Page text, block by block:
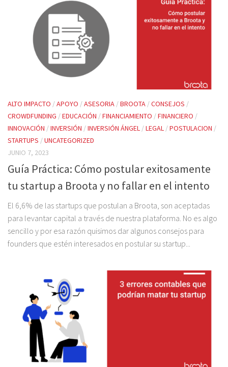
ALTO IMPACTO /APOYO /ASESORIA /BROOTA /CONSEJOS /
CROWDFUNDING /EDUCACIÓN /FINANCIAMIENTO /FINANCIERO /
INNOVACIÓN /INVERSIÓN /INVERSIÓN ÁNGEL /LEGAL /POSTULACION /
STARTUPS /UNCATEGORIZED
JUNIO 7, 2023
Guía Práctica: Cómo postular exitosamente
tu startup a Broota y no fallar en el intento
El 6,6% de las startups que postulan a Broota, son aceptadas
para levantar capital a través de nuestra plataforma. No es algo
sencillo y por esa razón quisimos dar algunos consejos para
founders que estén interesados en postular su startup...